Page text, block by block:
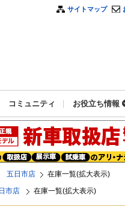
サイトマップ
コミュニティ お役立ち情報
五日市店
在庫一覧(拡大表示)
市店 在庫一覧(拡大表示)